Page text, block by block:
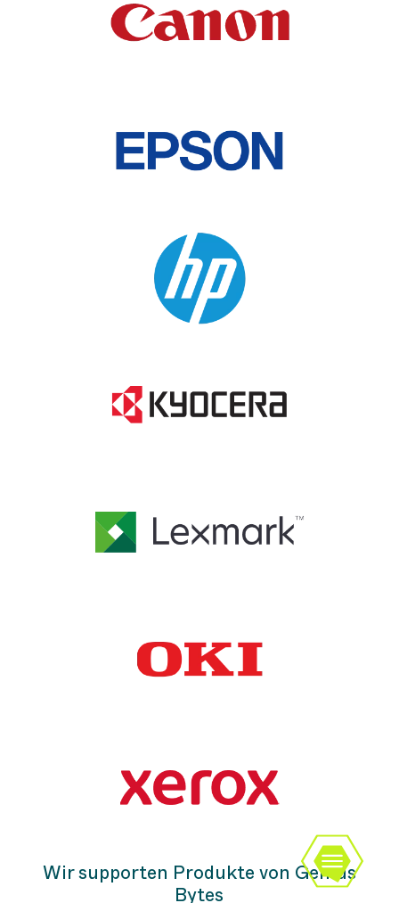
Wir supporten Produkte von Genius
Bytes